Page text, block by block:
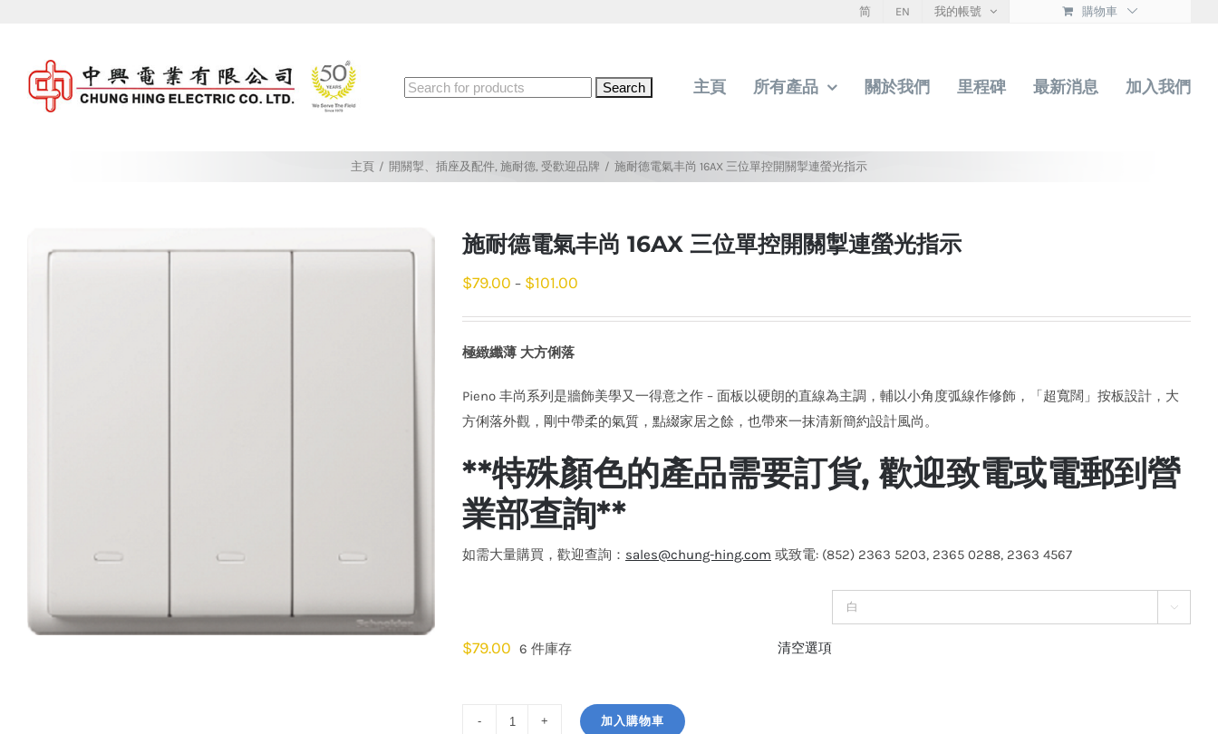
content
简 EN 我的帳號 購物車
主頁 所有產品 關於我們 里程碑 最新消息 加入我們
Search
主頁 / 開關掣、插座及配件, 施耐德, 受歡迎品牌 / 施耐德電氣丰尚 16AX 三位單控開關掣連螢光指示
施耐德電氣丰尚 16AX 三位單控開關掣連螢光指示
$79.00 – $101.00
極緻纖薄 大方俐落
Pieno 丰尚系列是牆飾美學又一得意之作 – 面板以硬朗的直線為主調，輔以小角度弧線作修飾，「超寬闊」按板設計，大
方俐落外觀，剛中帶柔的氣質，點綴家居之餘，也帶來一抹清新簡約設計風尚。
**特殊顏色的產品需要訂貨, 歡迎致電或電郵到營
業部查詢**
如需大量購買，歡迎查詢： sales@chung-hing.com 或致電: (852) 2363 5203, 2365 0288, 2363 4567

$79.00 6 件庫存 清空選項
加入購物車